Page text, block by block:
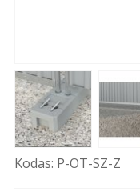
Kodas: P-OT-SZ-Z